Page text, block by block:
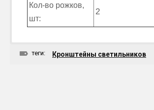
Кол-во рожков,
шт:
2
теги: Кронштейны светильников